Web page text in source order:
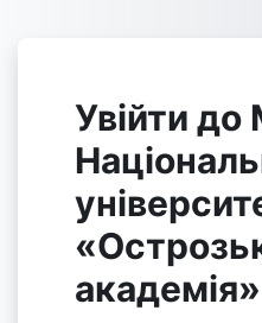
Увійти
академія»